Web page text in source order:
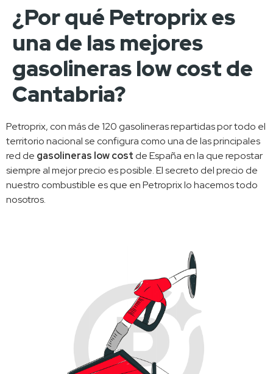
¿Por qué Petroprix es
una de las mejores
gasolineras low cost de
Cantabria?
Petroprix, con más de 120 gasolineras repartidas por todo el
territorio nacional se configura como una de las principales
red de gasolineras low cost de España en la que repostar
siempre al mejor precio es posible. El secreto del precio de
nuestro combustible es que en Petroprix lo hacemos todo
nosotros.